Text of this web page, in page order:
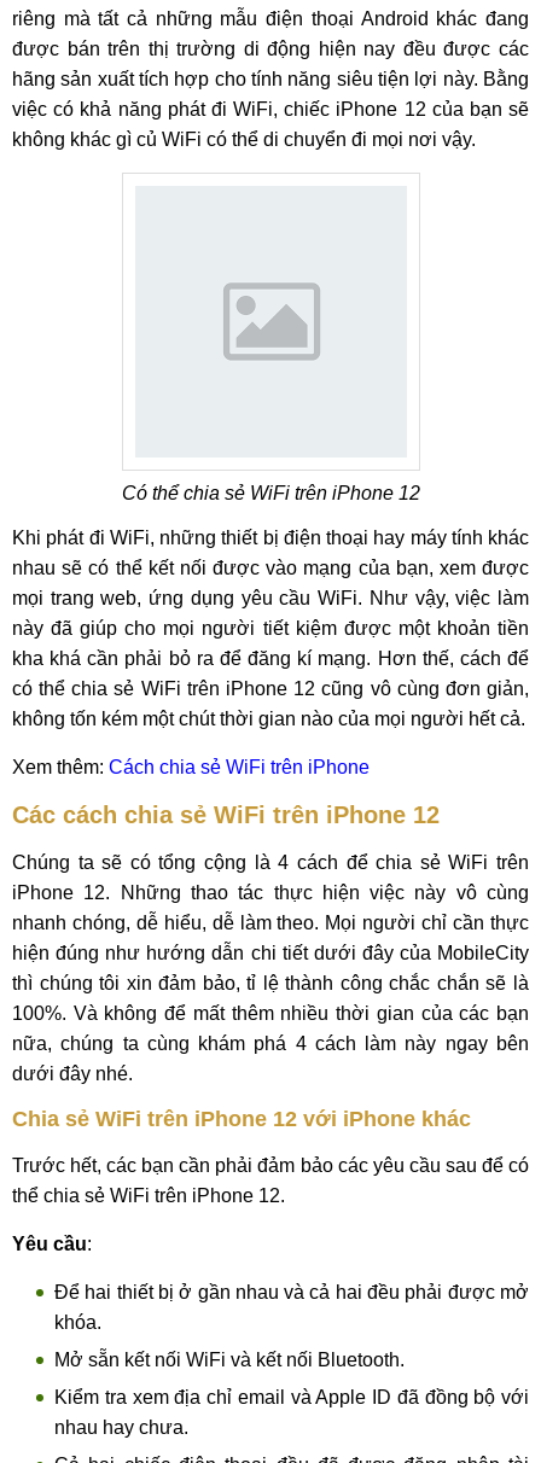
riêng mà tất cả những mẫu điện thoại Android khác đang
được bán trên thị trường di động hiện nay đều được các
hãng sản xuất tích hợp cho tính năng siêu tiện lợi này. Bằng
việc có khả năng phát đi WiFi, chiếc iPhone 12 của bạn sẽ
không khác gì củ WiFi có thể di chuyển đi mọi nơi vậy.
Có thể chia sẻ WiFi trên iPhone 12
Khi phát đi WiFi, những thiết bị điện thoại hay máy tính khác
nhau sẽ có thể kết nối được vào mạng của bạn, xem được
mọi trang web, ứng dụng yêu cầu WiFi. Như vậy, việc làm
này đã giúp cho mọi người tiết kiệm được một khoản tiền
kha khá cần phải bỏ ra để đăng kí mạng. Hơn thế, cách để
có thể chia sẻ WiFi trên iPhone 12 cũng vô cùng đơn giản,
không tốn kém một chút thời gian nào của mọi người hết cả.
Xem thêm: Cách chia sẻ WiFi trên iPhone
Các cách chia sẻ WiFi trên iPhone 12
Chúng ta sẽ có tổng cộng là 4 cách để chia sẻ WiFi trên
iPhone 12. Những thao tác thực hiện việc này vô cùng
nhanh chóng, dễ hiểu, dễ làm theo. Mọi người chỉ cần thực
hiện đúng như hướng dẫn chi tiết dưới đây của MobileCity
thì chúng tôi xin đảm bảo, tỉ lệ thành công chắc chắn sẽ là
100%. Và không để mất thêm nhiều thời gian của các bạn
nữa, chúng ta cùng khám phá 4 cách làm này ngay bên
dưới đây nhé.
Chia sẻ WiFi trên iPhone 12 với iPhone khác
Trước hết, các bạn cần phải đảm bảo các yêu cầu sau để có
thể chia sẻ WiFi trên iPhone 12.
Yêu cầu:
Để hai thiết bị ở gần nhau và cả hai đều phải được mở
khóa.
Mở sẵn kết nối WiFi và kết nối Bluetooth.
Kiểm tra xem địa chỉ email và Apple ID đã đồng bộ với
nhau hay chưa.